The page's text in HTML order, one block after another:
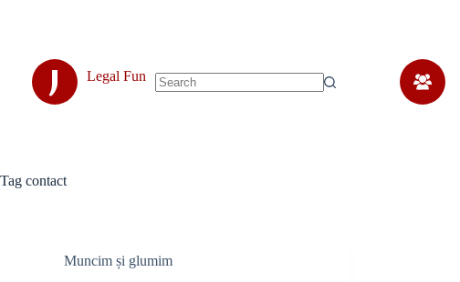
J
Legal Fun
Tag contact
Muncim și glumim